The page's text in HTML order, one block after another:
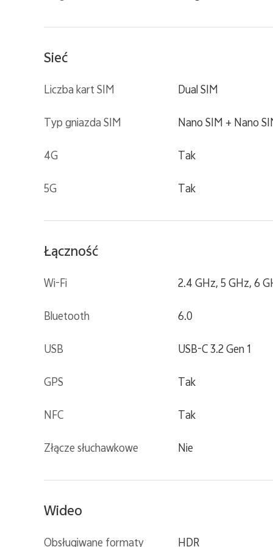
Sieć
Liczba kart SIM Dual SIM
Typ gniazda SIM Nano SIM + Nano
4G Tak
5G Tak
Łączność
Wi-Fi 2.4 GHz, 5 GHz, 6
Bluetooth 6.0
USB USB-C 3.2 Gen 1
GPS Tak
NFC Tak
Złącze słuchawkowe Nie
Wideo
Obsługiwane formaty HDR